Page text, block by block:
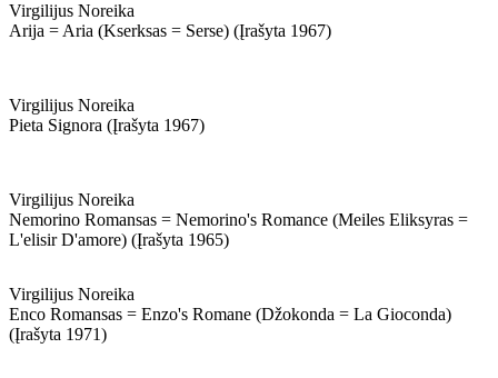
Virgilijus Noreika
Arija = Aria (kserksas = Serse) (įrašyta 1967)
Virgilijus Noreika
Pieta Signora (įrašyta 1967)
Virgilijus Noreika
Nemorino Romansas = Nemorino's Romance (meiles Eliksyras =
L'elisir D'amore) (įrašyta 1965)
Virgilijus Noreika
Enco Romansas = Enzo's Romane (džokonda = La Gioconda)
(įrašyta 1971)